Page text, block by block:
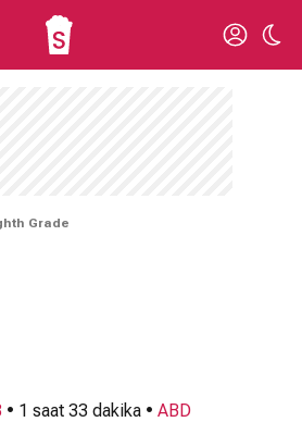
Grade
• 1 saat 33 dakika • ABD